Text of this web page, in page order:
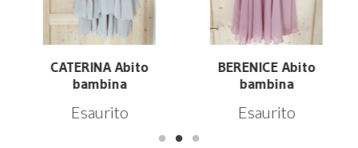
CATERINA Abito
bambina
Esaurito
BERENICE Abito
bambina
Esaurito